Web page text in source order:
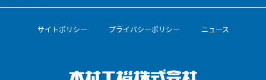
空調ナビゲーション
導入事例
見学のご案内
空調機開発の歴史
サイトポリシー プライバシーポリシー ニュース
木村工機株式会